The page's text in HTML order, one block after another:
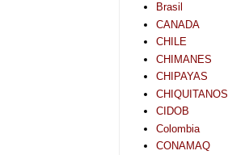
Brasil
CANADA
CHILE
CHIMANES
CHIPAYAS
CHIQUITANOS
CIDOB
Colombia
CONAMAQ